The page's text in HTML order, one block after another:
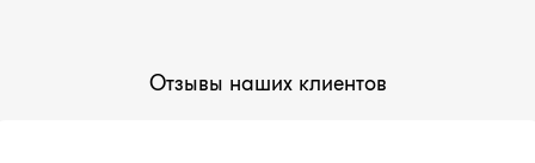
Отзывы наших клиентов